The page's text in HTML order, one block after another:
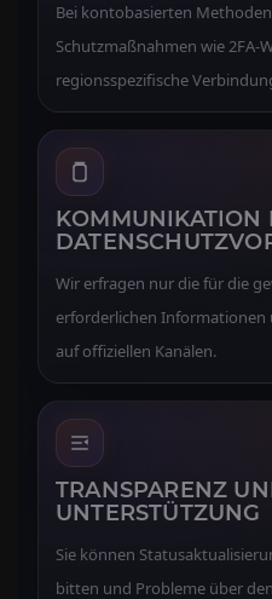
Bei kontobasierten
Schutzmaßnahmen wie 2FA-
regionsspezifische
KOMMUNIKATION
Wir erfragen nur die für die
erforderlichen Informationen
auf offiziellen Kanälen.
TRANSPARENZ
UNTERSTÜTZUNG
Sie können
bitten und Probleme über